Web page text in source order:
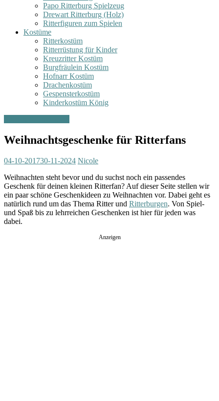
Papo Ritterburg Spielzeug
Drewart Ritterburg (Holz)
Ritterfiguren zum Spielen
Kostüme
Ritterkostüm
Ritterrüstung für Kinder
Kreuzritter Kostüm
Burgfräulein Kostüm
Hofnarr Kostüm
Drachenkostüm
Gespensterkostüm
Kinderkostüm König
Weihnachtsgeschenke für Ritterfans
04-10-201730-11-2024 Nicole
Weihnachten steht bevor und du suchst noch ein passendes
Geschenk für deinen kleinen Ritterfan? Auf dieser Seite stellen wir
ein paar schöne Geschenkideen zu Weihnachten vor. Dabei geht es
natürlich rund um das Thema Ritter und Ritterburgen. Von Spiel-
und Spaß bis zu lehrreichen Geschenken ist hier für jeden was
dabei.
Anzeigen